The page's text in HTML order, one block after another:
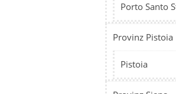
Porto Santo
Provinz Pistoia
Pistoia